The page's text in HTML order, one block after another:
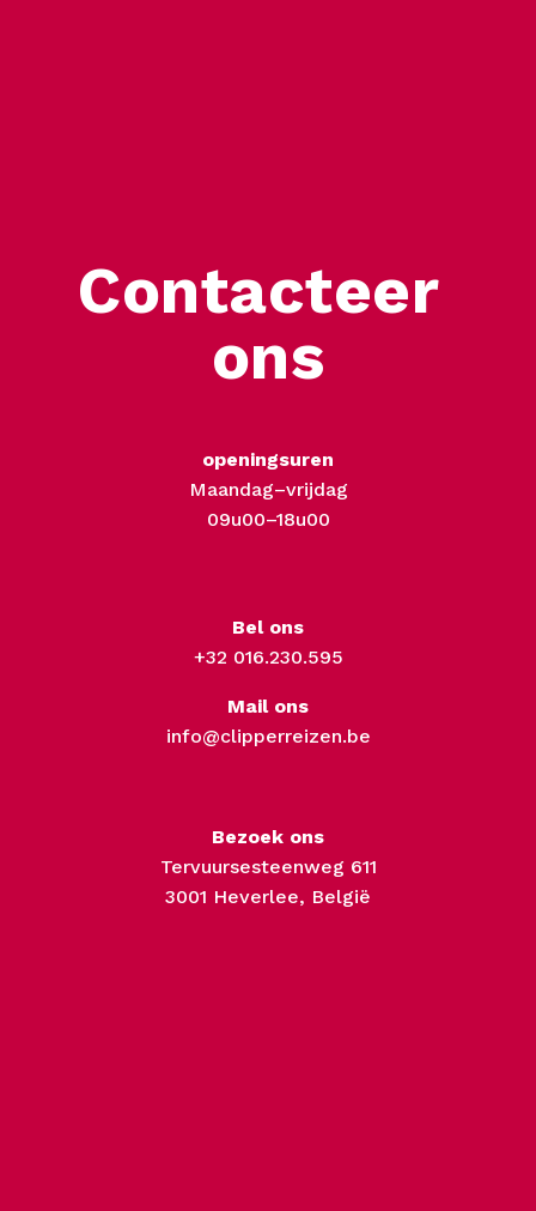
Contacteer
ons
openingsuren
Maandag–vrijdag
09u00–18u00
Bel ons
+32 016.230.595
Mail ons
info@clipperreizen.be
Bezoek ons
Tervuursesteenweg 611
3001 Heverlee, België